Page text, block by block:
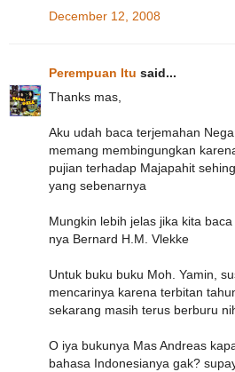
December 12, 2008
Perempuan Itu said...
Thanks mas,
Aku udah baca terjemahan
memang membingungkan
pujian terhadap Majapahit
yang sebenarnya
Mungkin lebih jelas jika kita
nya Bernard H.M. Vlekke
Untuk buku buku Moh. Yamin,
mencarinya karena terbitan
sekarang masih terus berburu
O iya bukunya Mas Andreas
bahasa Indonesianya gak?